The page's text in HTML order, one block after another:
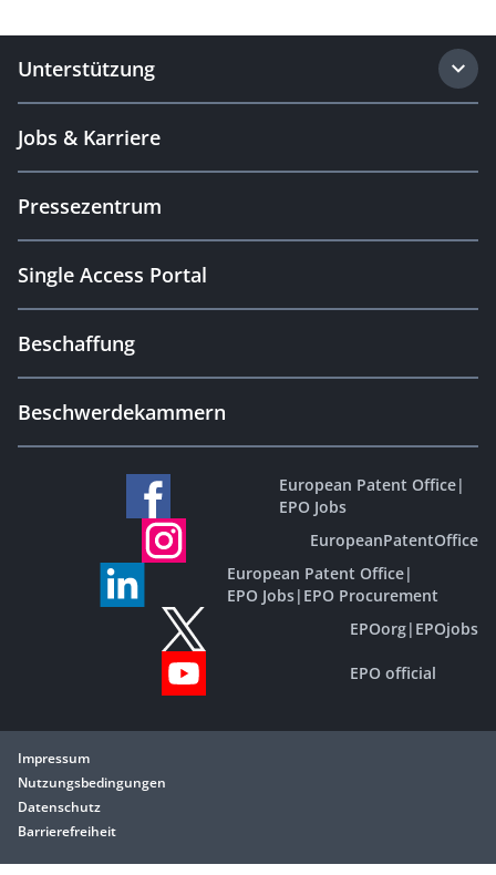
Unterstützung
Jobs & Karriere
Pressezentrum
Single Access Portal
Beschaffung
Beschwerdekammern
European Patent Office|
EPO Jobs
EuropeanPatentOffice
European Patent Office|
EPO Jobs| EPO Procurement
EPOorg| EPOjobs
EPO official
Impressum
Nutzungsbedingungen
Datenschutz
Barrierefreiheit